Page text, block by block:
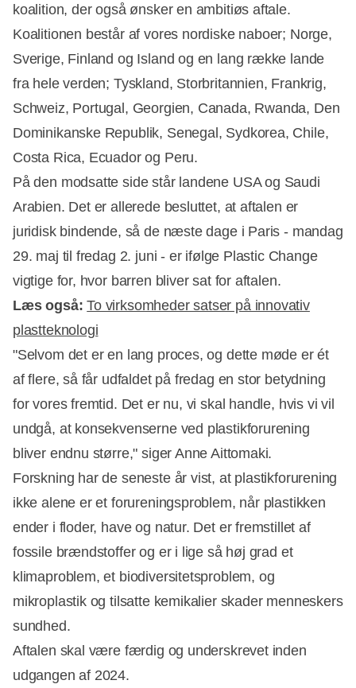
koalition, der også ønsker en ambitiøs aftale.
Koalitionen består af vores nordiske naboer; Norge,
Sverige, Finland og Island og en lang række lande
fra hele verden; Tyskland, Storbritannien, Frankrig,
Schweiz, Portugal, Georgien, Canada, Rwanda, Den
Dominikanske Republik, Senegal, Sydkorea, Chile,
Costa Rica, Ecuador og Peru.
På den modsatte side står landene USA og Saudi
Arabien. Det er allerede besluttet, at aftalen er
juridisk bindende, så de næste dage i Paris - mandag
29. maj til fredag 2. juni - er ifølge Plastic Change
vigtige for, hvor barren bliver sat for aftalen.
Læs også:To virksomheder satser på innovativ
plastteknologi
"Selvom det er en lang proces, og dette møde er ét
af flere, så får udfaldet på fredag en stor betydning
for vores fremtid. Det er nu, vi skal handle, hvis vi vil
undgå, at konsekvenserne ved plastikforurening
bliver endnu større," siger Anne Aittomaki.
Forskning har de seneste år vist, at plastikforurening
ikke alene er et forureningsproblem, når plastikken
ender i floder, have og natur. Det er fremstillet af
fossile brændstoffer og er i lige så høj grad et
klimaproblem, et biodiversitetsproblem, og
mikroplastik og tilsatte kemikalier skader menneskers
sundhed.
Aftalen skal være færdig og underskrevet inden
udgangen af 2024.